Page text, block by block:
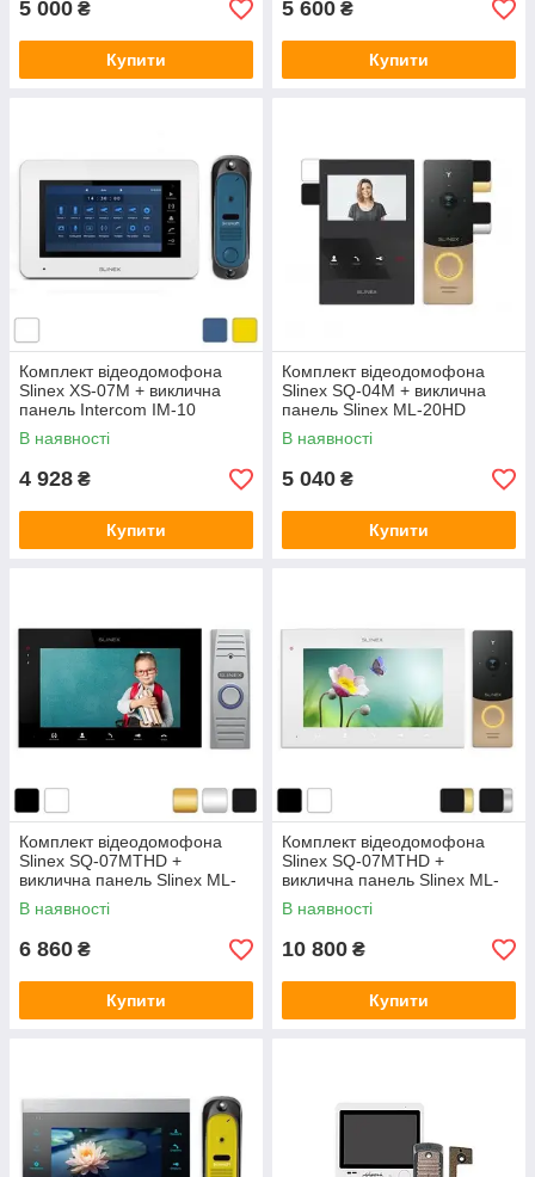
5 000 ₴
Купити
5 600 ₴
Купити
Комплект відеодомофона
Slinex XS-07M + виклична
панель Intercom IM-10
В наявності
4 928 ₴
Купити
Комплект відеодомофона
Slinex SQ-04M + виклична
панель Slinex ML-20HD
В наявності
5 040 ₴
Купити
Комплект відеодомофона
Slinex SQ-07MTHD +
виклична панель Slinex ML-
15HD
В наявності
6 860 ₴
Купити
Комплект відеодомофона
Slinex SQ-07MTHD +
виклична панель Slinex ML-
20HD
В наявності
10 800 ₴
Купити